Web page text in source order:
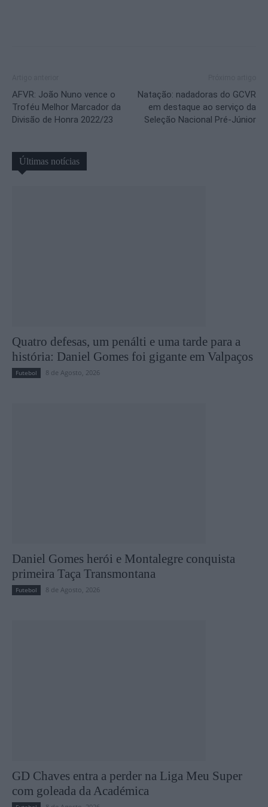
AFVR: João Nuno vence o
Troféu Melhor Marcador da
Divisão de Honra 2022/23
Natação: nadadoras do GCVR
em destaque ao serviço da
Seleção Nacional Pré-Júnior
Últimas notícias
Quatro defesas, um penálti e uma tarde para a
história: Daniel Gomes foi gigante em Valpaços
Futebol 8 de Agosto, 2026
Daniel Gomes herói e Montalegre conquista
primeira Taça Transmontana
Futebol 8 de Agosto, 2026
GD Chaves entra a perder na Liga Meu Super
com goleada da Académica